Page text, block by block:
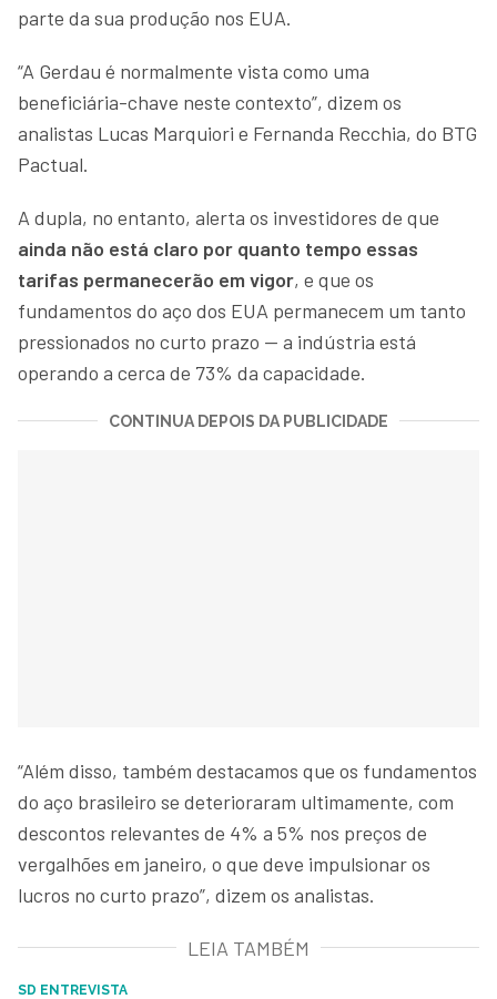
parte da sua produção nos EUA.
“A Gerdau é normalmente vista como uma
beneficiária-chave neste contexto”, dizem os
analistas Lucas Marquiori e Fernanda Recchia, do BTG
Pactual.
A dupla, no entanto, alerta os investidores de que
ainda não está claro por quanto tempo essas
tarifas permanecerão em vigor, e que os
fundamentos do aço dos EUA permanecem um tanto
pressionados no curto prazo — a indústria está
operando a cerca de 73% da capacidade.
CONTINUA DEPOIS DA PUBLICIDADE
“Além disso, também destacamos que os fundamentos
do aço brasileiro se deterioraram ultimamente, com
descontos relevantes de 4% a 5% nos preços de
vergalhões em janeiro, o que deve impulsionar os
lucros no curto prazo”, dizem os analistas.
LEIA TAMBÉM
SD ENTREVISTA